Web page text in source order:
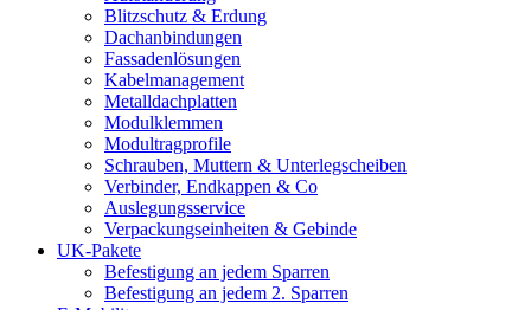
Blitzschutz & Erdung
Dachanbindungen
Fassadenlösungen
Kabelmanagement
Metalldachplatten
Modulklemmen
Modultragprofile
Schrauben, Muttern & Unterlegscheiben
Verbinder, Endkappen & Co
Auslegungsservice
Verpackungseinheiten & Gebinde
UK-Pakete
Befestigung an jedem Sparren
Befestigung an jedem 2. Sparren